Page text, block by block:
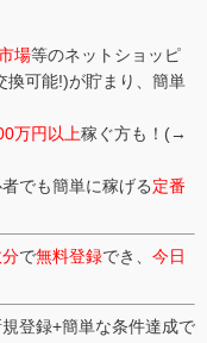
場等のネットショッピ
換可能!)が貯まり、簡単
万円以上稼ぐ方も！(→
者でも簡単に稼げる定番
で無料登録でき、 今日
規登録+簡単な条件達成で